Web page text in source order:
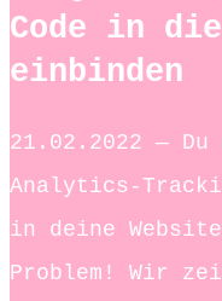
Code in
einbinden
21.02.2022 — Du
Analytics-
in deine
Problem! Wir